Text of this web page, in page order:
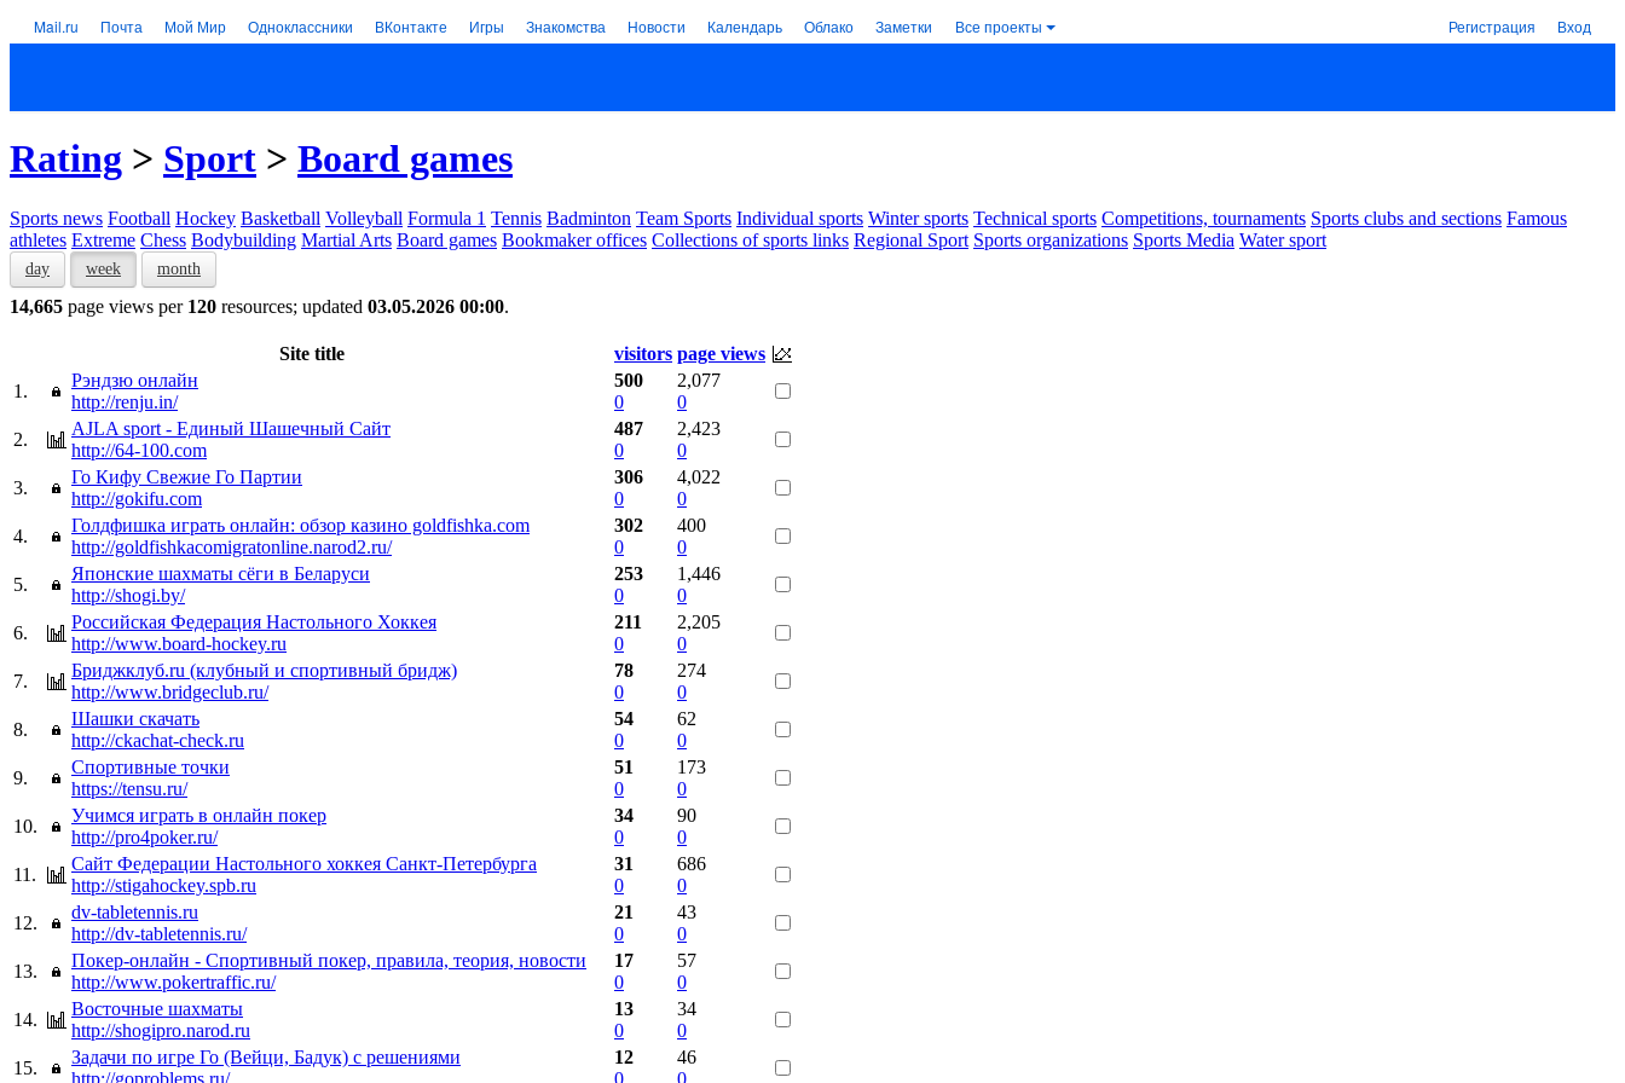
Mail.ru Почта Мой Мир Одноклассники ВКонтакте Игры Знакомства Новости Календарь Облако Заметки Все проекты Регистрация Вход
Rating > Sport > Board games
Sports news Football Hockey Basketball Volleyball Formula 1 Tennis Badminton Team Sports Individual sports Winter sports Technical sports Competitions, tournaments Sports clubs and sections Famous
athletes Extreme Chess Bodybuilding Martial Arts Board games Bookmaker offices Collections of sports links Regional Sport Sports organizations Sports Media Water sport
day week month
14,665 page views per 120 resources; updated 03.05.2026 00:00.
Site title visitors page views
1.
Рэндзю онлайн
http://renju.in/
500
0
2,077
0
2.
AJLA sport - Единый Шашечный Сайт
http://64-100.com
487
0
2,423
0
3.
Го Кифу Cвежие Го Партии
http://gokifu.com
306
0
4,022
0
4.
Голдфишка играть онлайн: обзор казино goldfishka.com
http://goldfishkacomigratonline.narod2.ru/
302
0
400
0
5.
Японские шахматы сёги в Беларуси
http://shogi.by/
253
0
1,446
0
6.
Российская Федерация Настольного Хоккея
http://www.board-hockey.ru
211
0
2,205
0
7.
Бриджклуб.ru (клубный и спортивный бридж)
http://www.bridgeclub.ru/
78
0
274
0
8.
Шашки скачать
http://ckachat-check.ru
54
0
62
0
9.
Спортивные точки
https://tensu.ru/
51
0
173
0
10.
Учимся играть в онлайн покер
http://pro4poker.ru/
34
0
90
0
11.
Сайт Федерации Настольного хоккея Санкт-Петербурга
http://stigahockey.spb.ru
31
0
686
0
12.
dv-tabletennis.ru
http://dv-tabletennis.ru/
21
0
43
0
13.
Покер-онлайн - Спортивный покер, правила, теория, новости
http://www.pokertraffic.ru/
17
0
57
0
14.
Восточные шахматы
http://shogipro.narod.ru
13
0
34
0
15.
Задачи по игре Го (Вейци, Бадук) с решениями
http://goproblems.ru/
12
0
46
0